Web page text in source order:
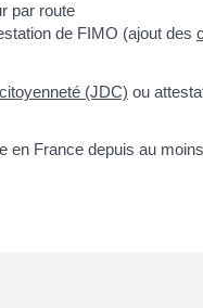
par route
de FIMO (ajout des
(JDC) ou
France depuis au